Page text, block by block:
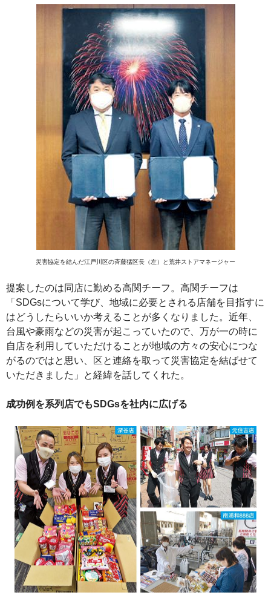
災害協定を結んだ江戸川区の斉藤猛区長（左）と荒井ストアマネージャー
提案したのは同店に勤める高関チーフ。高関チーフは
「SDGsについて学び、地域に必要とされる店舗を目指すに
はどうしたらいいか考えることが多くなりました。近年、
台風や豪雨などの災害が起こっていたので、万が一の時に
自店を利用していただけることが地域の方々の安心につな
がるのではと思い、区と連絡を取って災害協定を結ばせて
いただきました」と経緯を話してくれた。
成功例を系列店でもSDGsを社内に広げる